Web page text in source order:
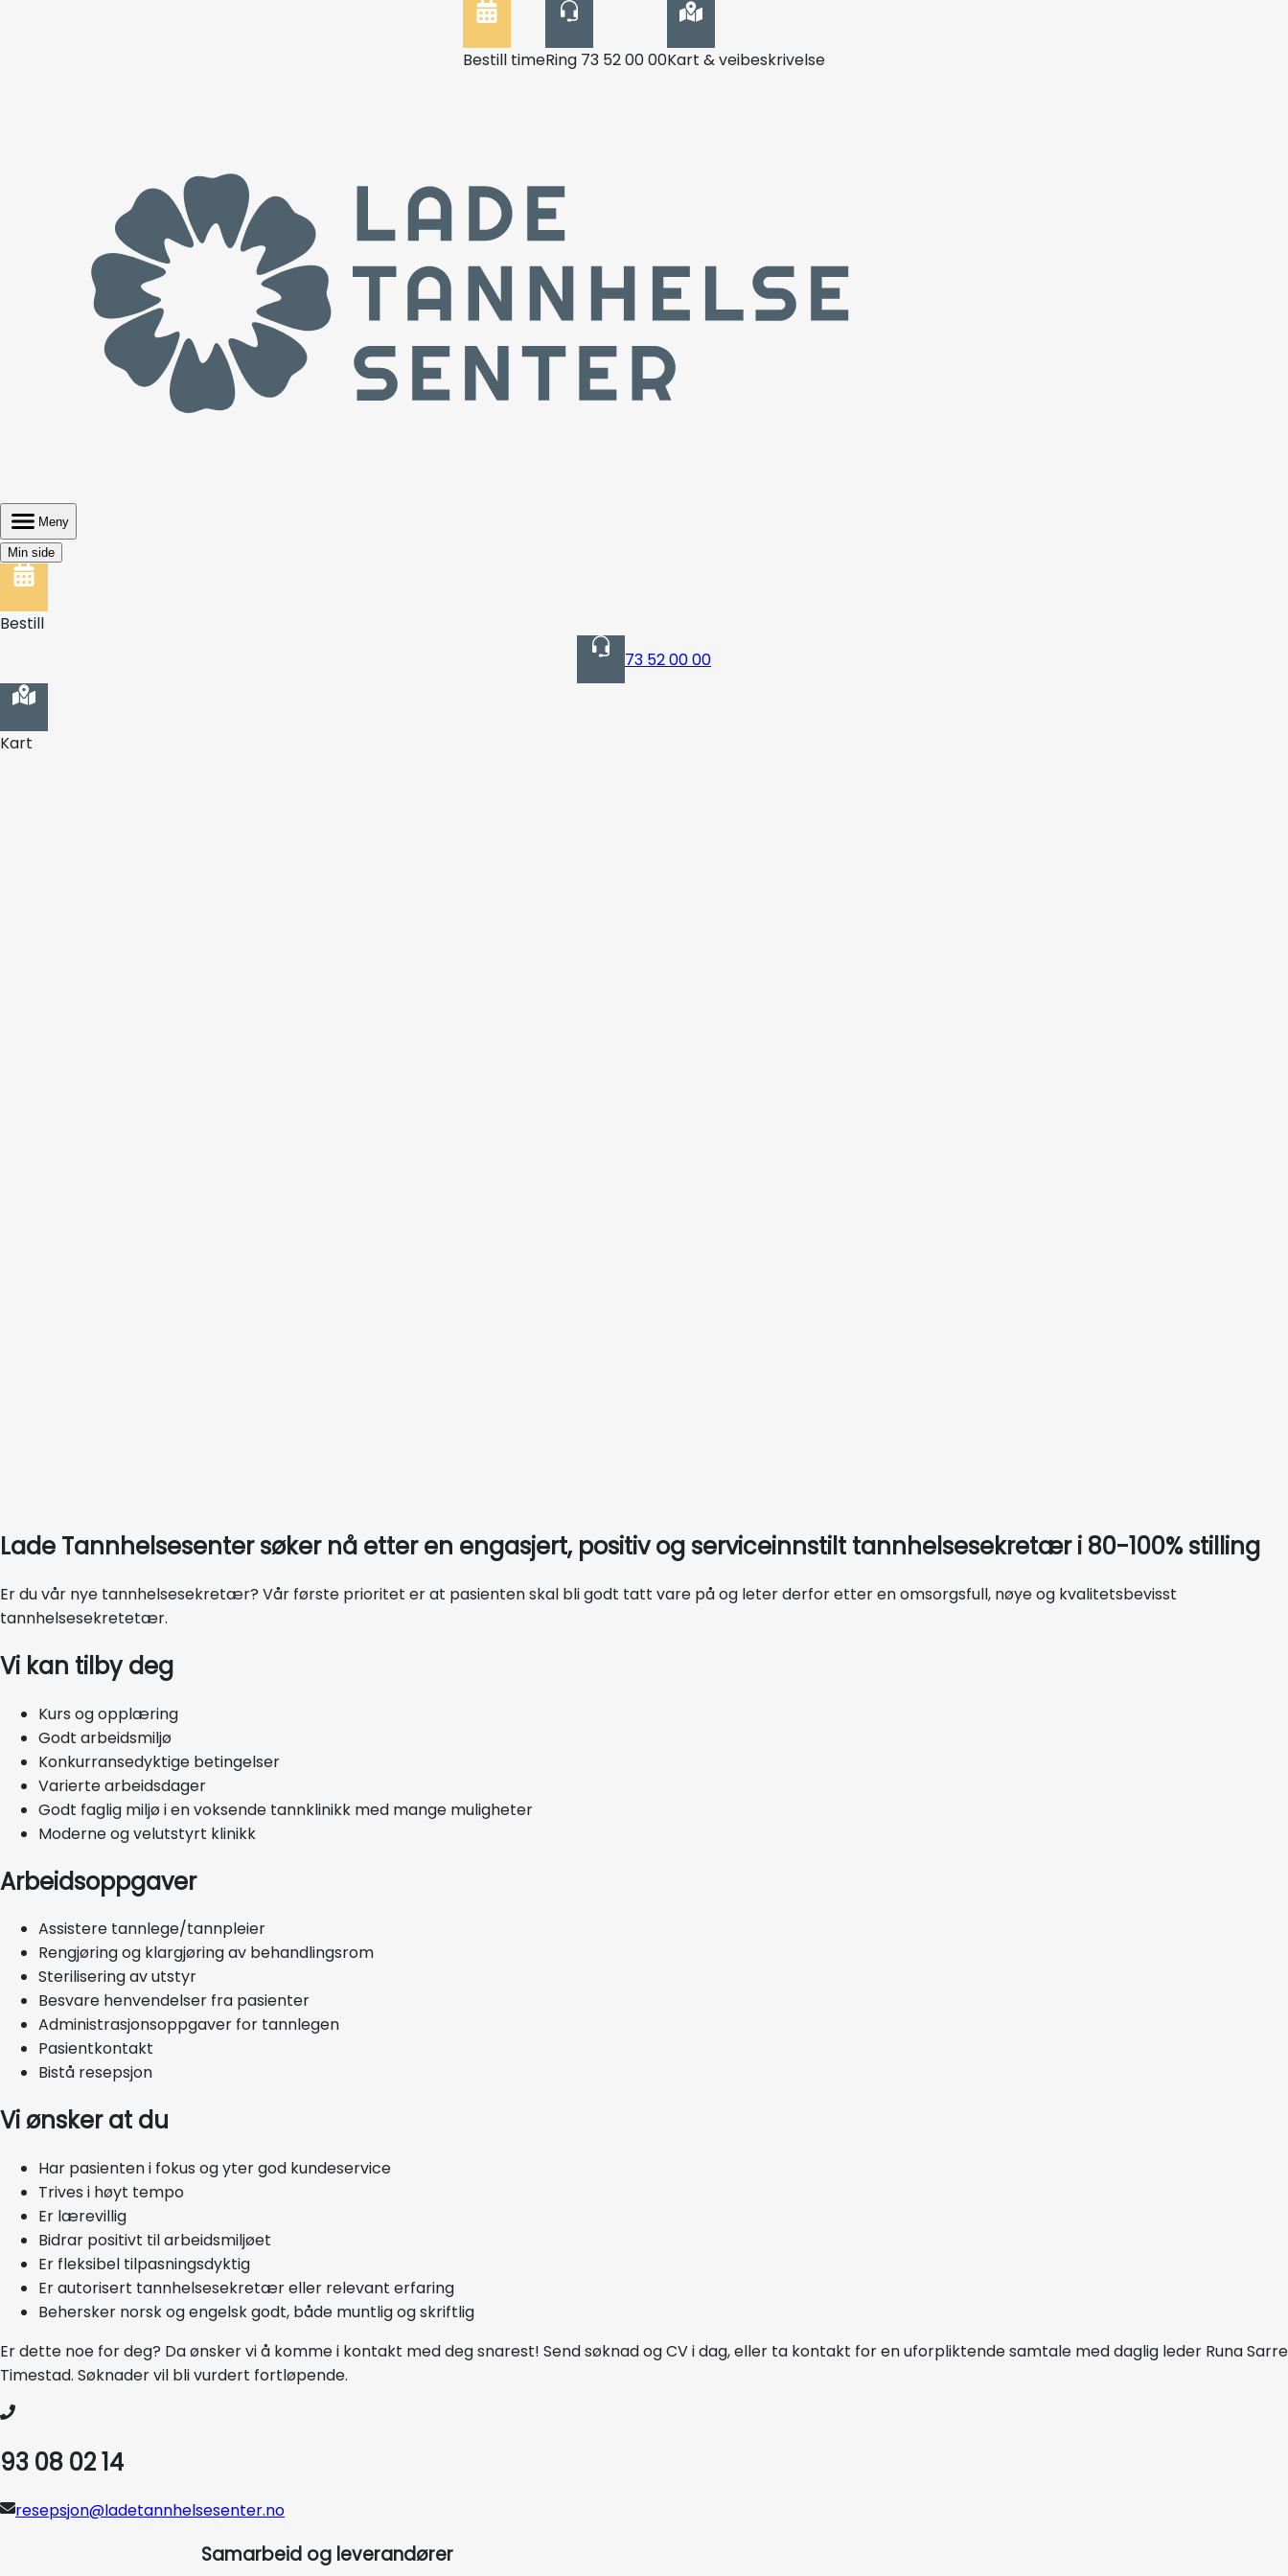
Bestill timeRing 73 52 00 00Kart & veibeskrivelse
Meny
Min side
Bestill
73 52 00 00
Kart
Lade Tannhelsesenter søker nå etter en engasjert, positiv og serviceinnstilt tannhelsesekretær i 80-100% stilling
Er du vår nye tannhelsesekretær? Vår første prioritet er at pasienten skal bli godt tatt vare på og leter derfor etter en omsorgsfull, nøye og kvalitetsbevisst
tannhelsesekretetær.
Vi kan tilby deg
Kurs og opplæring
Godt arbeidsmiljø
Konkurransedyktige betingelser
Varierte arbeidsdager
Godt faglig miljø i en voksende tannklinikk med mange muligheter
Moderne og velutstyrt klinikk
Arbeidsoppgaver
Assistere tannlege/tannpleier
Rengjøring og klargjøring av behandlingsrom
Sterilisering av utstyr
Besvare henvendelser fra pasienter
Administrasjonsoppgaver for tannlegen
Pasientkontakt
Bistå resepsjon
Vi ønsker at du
Har pasienten i fokus og yter god kundeservice
Trives i høyt tempo
Er lærevillig
Bidrar positivt til arbeidsmiljøet
Er fleksibel tilpasningsdyktig
Er autorisert tannhelsesekretær eller relevant erfaring
Behersker norsk og engelsk godt, både muntlig og skriftlig
Er dette noe for deg? Da ønsker vi å komme i kontakt med deg snarest! Send søknad og CV i dag, eller ta kontakt for en uforpliktende samtale med daglig leder Runa Sarre
Timestad. Søknader vil bli vurdert fortløpende.
93 08 02 14
resepsjon@ladetannhelsesenter.no
Samarbeid og leverandører